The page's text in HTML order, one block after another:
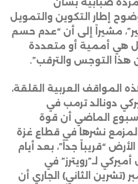
ضبابية بشأن
إطار التكوين والتمويل
مشيراً إلى أن “عدم حسم
هي أممية أو متعددة
هذا التوجس والترقب”.
المواقف العربية القلقة،
دونالد ترمب في
الماضي أن قوة
المزمع نشرها في قطاع غزة
“قريباً جداً”، بعد أيام
لـ”رويترز” في
(تشرين الثاني) الجاري أن